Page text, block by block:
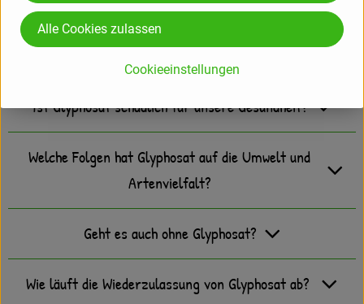
Hintergrundinformationen zu Glyphosat und
die aktuelle Situation
Ist Glyphosat schädlich für unsere Gesundheit?
Welche Folgen hat Glyphosat auf die Umwelt und
Artenvielfalt?
Geht es auch ohne Glyphosat?
Wie läuft die Wiederzulassung von Glyphosat ab?
Cookieeinstellungen
Alle Cookies zulassen